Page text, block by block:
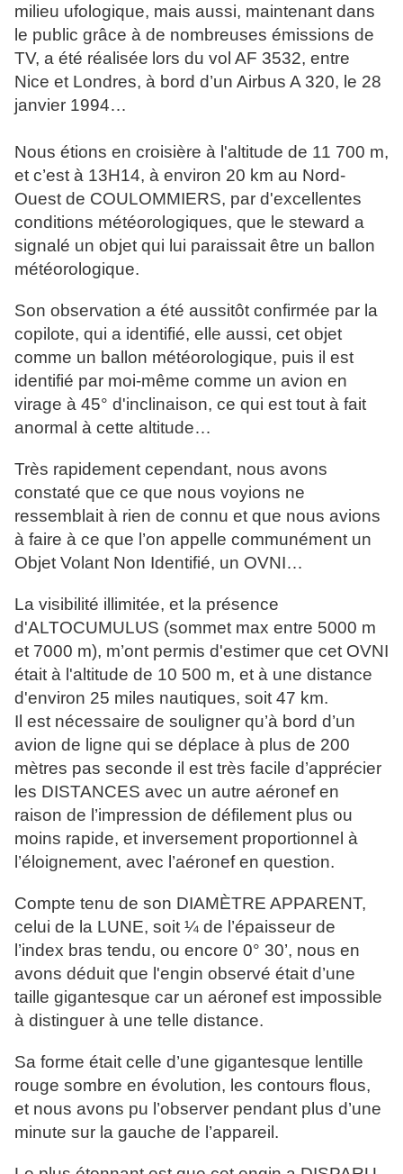
milieu ufologique, mais aussi, maintenant dans
le public grâce à de nombreuses émissions de
TV, a été réalisée lors du vol AF 3532, entre
Nice et Londres, à bord d’un Airbus A 320, le 28
janvier 1994…
Nous étions en croisière à l'altitude de 11 700 m,
et c’est à 13H14, à environ 20 km au Nord-
Ouest de COULOMMIERS, par d'excellentes
conditions météorologiques, que le steward a
signalé un objet qui lui paraissait être un ballon
météorologique.
Son observation a été aussitôt confirmée par la
copilote, qui a identifié, elle aussi, cet objet
comme un ballon météorologique, puis il est
identifié par moi-même comme un avion en
virage à 45° d'inclinaison, ce qui est tout à fait
anormal à cette altitude…
Très rapidement cependant, nous avons
constaté que ce que nous voyions ne
ressemblait à rien de connu et que nous avions
à faire à ce que l’on appelle communément un
Objet Volant Non Identifié, un OVNI…
La visibilité illimitée, et la présence
d'ALTOCUMULUS (sommet max entre 5000 m
et 7000 m), m’ont permis d'estimer que cet OVNI
était à l'altitude de 10 500 m, et à une distance
d'environ 25 miles nautiques, soit 47 km.
Il est nécessaire de souligner qu’à bord d’un
avion de ligne qui se déplace à plus de 200
mètres pas seconde il est très facile d’apprécier
les DISTANCES avec un autre aéronef en
raison de l’impression de défilement plus ou
moins rapide, et inversement proportionnel à
l’éloignement, avec l’aéronef en question.
Compte tenu de son DIAMÈTRE APPARENT,
celui de la LUNE, soit ¼ de l’épaisseur de
l’index bras tendu, ou encore 0° 30’, nous en
avons déduit que l'engin observé était d’une
taille gigantesque car un aéronef est impossible
à distinguer à une telle distance.
Sa forme était celle d’une gigantesque lentille
rouge sombre en évolution, les contours flous,
et nous avons pu l’observer pendant plus d’une
minute sur la gauche de l’appareil.